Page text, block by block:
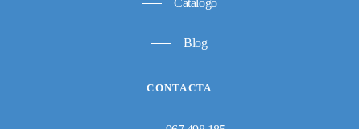
Catálogo
Blog
CONTACTA